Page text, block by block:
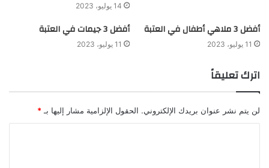
14 يوليو، 2023
أفضل 3 ملاهي أطفال في العتبة
11 يوليو، 2023
أفضل 3 جيمات في العتبة
11 يوليو، 2023
اترك تعليقاً
لن يتم نشر عنوان بريدك الإلكتروني. الحقول الإلزامية مشار إليها بـ *